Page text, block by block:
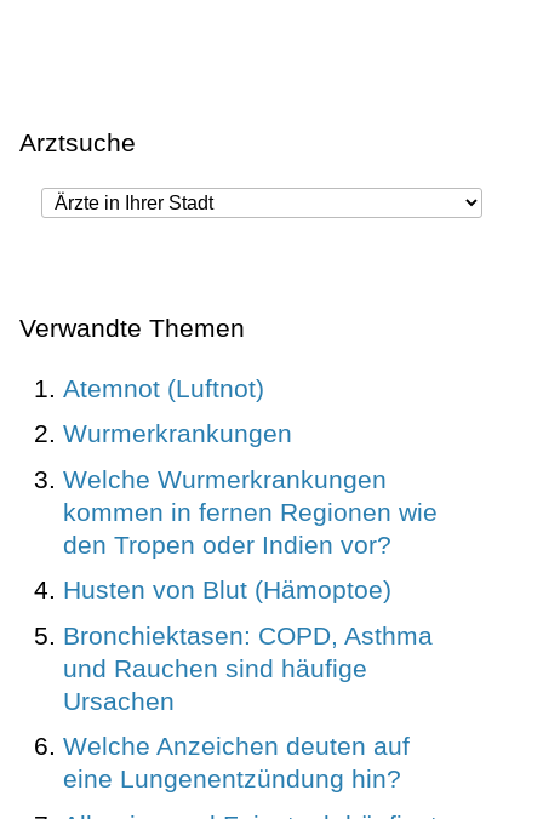
Arztsuche
Verwandte Themen
Atemnot (Luftnot)
Wurmerkrankungen
Welche Wurmerkrankungen
kommen in fernen Regionen wie
den Tropen oder Indien vor?
Husten von Blut (Hämoptoe)
Bronchiektasen: COPD, Asthma
und Rauchen sind häufige
Ursachen
Welche Anzeichen deuten auf
eine Lungenentzündung hin?